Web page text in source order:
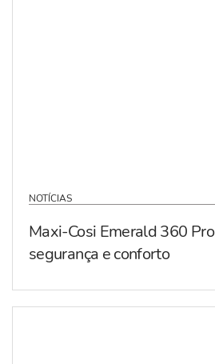
NOTÍCIAS
Maxi-Cosi Emerald 360
segurança e conforto